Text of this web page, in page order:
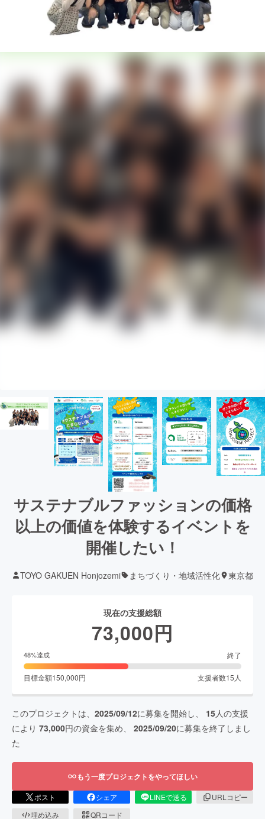
サステナブルファッションの価格
以上の価値を体験するイベントを
開催したい！
TOYO GAKUEN Honjozemi まちづくり・地域活性化 東京都
現在の支援総額
73,000円
48%達成 終了
目標金額150,000円 支援者数15 人
このプロジェクトは、 2025/09/12に募集を開始し、 15人の支援
により 73,000円の資金を集め、 2025/09/20に募集を終了しまし
た
もう一度プロジェクトをやってほしい
ポスト シェア LINEで送る
URLコピー
埋め込み
QRコード